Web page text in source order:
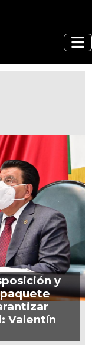
y
Valentín